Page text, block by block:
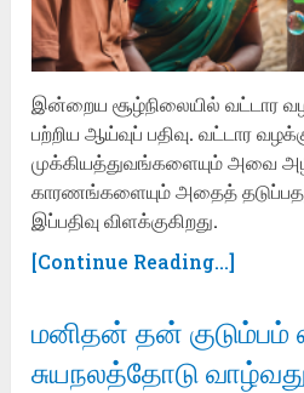
இன்றைய சூழ்நிலையில் வட்டார
பற்றிய ஆய்வுப் பதிவு. வட்டார
முக்கியத்துவங்களையும் அவை
காரணங்களையும் அதைத்
இப்பதிவு விளக்குகிறது.
[Continue Reading...]
மனிதன் தன் குடும்பம்
சுயநலத்தோடு